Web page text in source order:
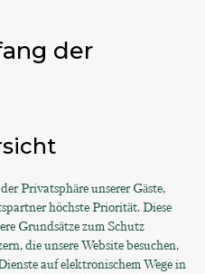
der
Privatsphäre unserer Gäste,
höchste Priorität. Diese
Grundsätze zum Schutz
die unsere Website besuchen,
auf elektronischem Wege in